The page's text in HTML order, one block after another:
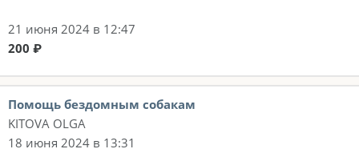
21 июня 2024 в 12:47
200 ₽
Помощь бездомным собакам
KITOVA OLGA
18 июня 2024 в 13:31